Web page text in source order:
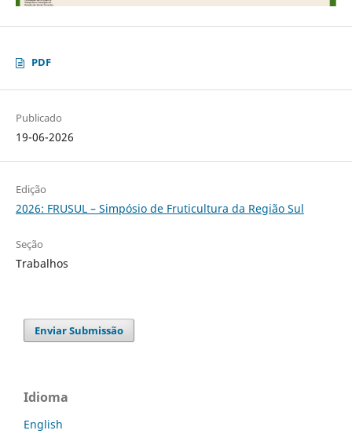
PDF
Publicado
19-06-2026
Edição
2026: FRUSUL – Simpósio de Fruticultura da Região Sul
Seção
Trabalhos
Enviar Submissão
Idioma
English